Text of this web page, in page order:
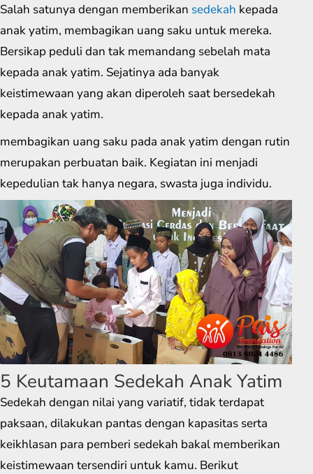
Salah satunya dengan memberikan sedekah kepada
anak yatim, membagikan uang saku untuk mereka.
Bersikap peduli dan tak memandang sebelah mata
kepada anak yatim. Sejatinya ada banyak
keistimewaan yang akan diperoleh saat bersedekah
kepada anak yatim.
membagikan uang saku pada anak yatim dengan rutin
merupakan perbuatan baik. Kegiatan ini menjadi
kepedulian tak hanya negara, swasta juga individu.
5 Keutamaan Sedekah Anak Yatim
Sedekah dengan nilai yang variatif, tidak terdapat
paksaan, dilakukan pantas dengan kapasitas serta
keikhlasan para pemberi sedekah bakal memberikan
keistimewaan tersendiri untuk kamu. Berikut